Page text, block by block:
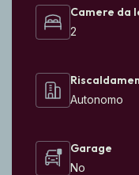
Camere da
2
Autonomo
Garage
No